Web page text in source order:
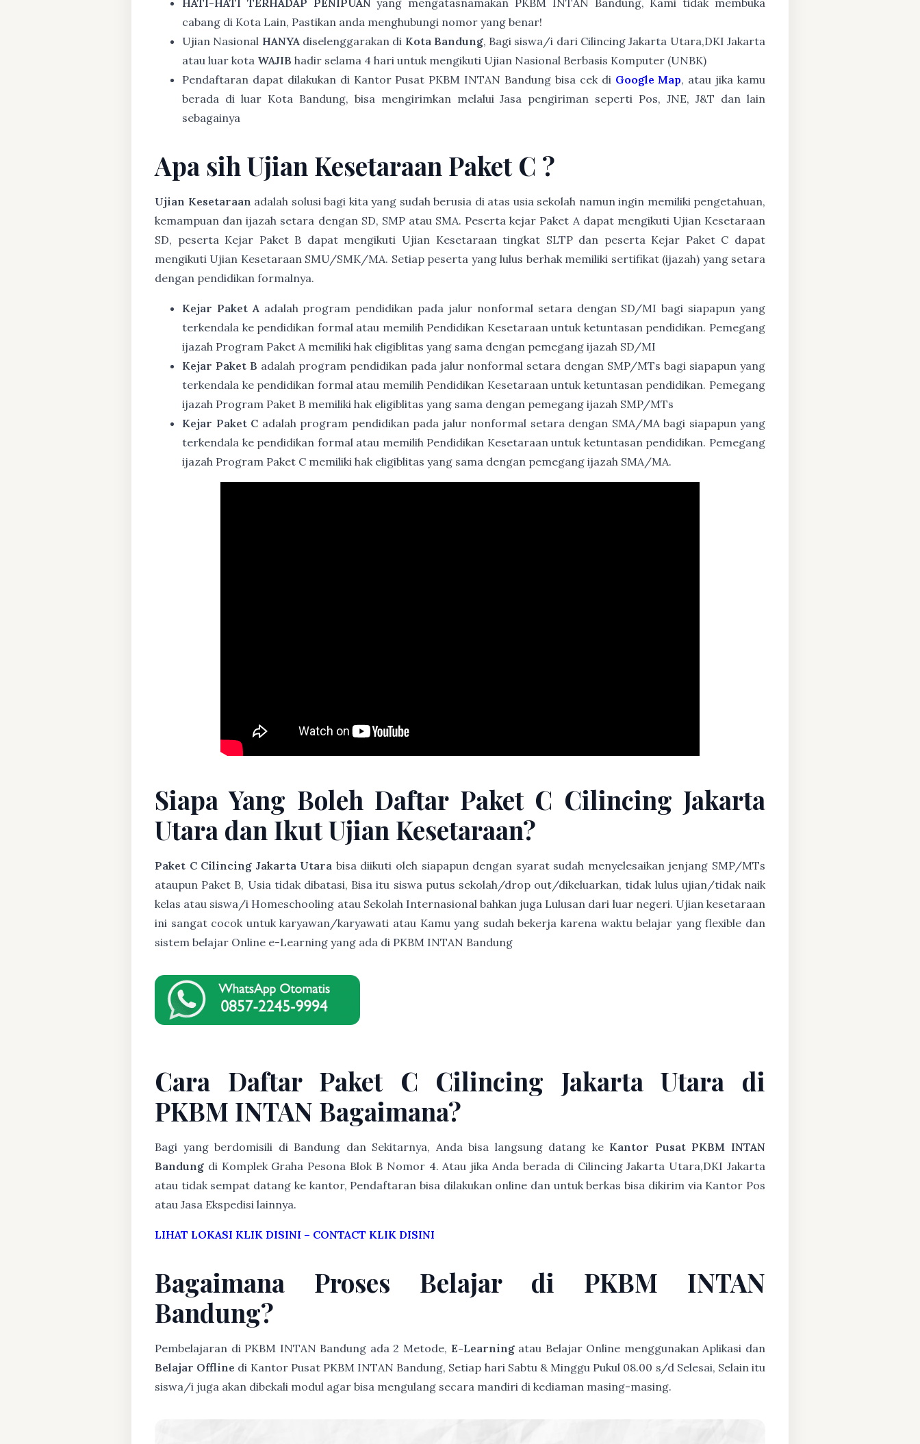
cabang di Kota Lain, Pastikan anda menghubungi nomor yang benar!
Ujian Nasional HANYA diselenggarakan di Kota Bandung, Bagi siswa/i dari Cilincing Jakarta Utara,DKI Jakarta
atau luar kota WAJIB hadir selama 4 hari untuk mengikuti Ujian Nasional Berbasis Komputer (UNBK)
Pendaftaran dapat dilakukan di Kantor Pusat PKBM INTAN Bandung bisa cek di Google Map, atau jika kamu
berada di luar Kota Bandung, bisa mengirimkan melalui Jasa pengiriman seperti Pos, JNE, J&T dan lain
sebagainya
Apa sih Ujian Kesetaraan Paket C ?
Ujian Kesetaraan adalah solusi bagi kita yang sudah berusia di atas usia sekolah namun ingin memiliki pengetahuan,
kemampuan dan ijazah setara dengan SD, SMP atau SMA. Peserta kejar Paket A dapat mengikuti Ujian Kesetaraan
SD, peserta Kejar Paket B dapat mengikuti Ujian Kesetaraan tingkat SLTP dan peserta Kejar Paket C dapat
mengikuti Ujian Kesetaraan SMU/SMK/MA. Setiap peserta yang lulus berhak memiliki sertifikat (ijazah) yang setara
dengan pendidikan formalnya.
Kejar Paket A adalah program pendidikan pada jalur nonformal setara dengan SD/MI bagi siapapun yang
terkendala ke pendidikan formal atau memilih Pendidikan Kesetaraan untuk ketuntasan pendidikan. Pemegang
ijazah Program Paket A memiliki hak eligiblitas yang sama dengan pemegang ijazah SD/MI
Kejar Paket B adalah program pendidikan pada jalur nonformal setara dengan SMP/MTs bagi siapapun yang
terkendala ke pendidikan formal atau memilih Pendidikan Kesetaraan untuk ketuntasan pendidikan. Pemegang
ijazah Program Paket B memiliki hak eligiblitas yang sama dengan pemegang ijazah SMP/MTs
Kejar Paket C adalah program pendidikan pada jalur nonformal setara dengan SMA/MA bagi siapapun yang
terkendala ke pendidikan formal atau memilih Pendidikan Kesetaraan untuk ketuntasan pendidikan. Pemegang
ijazah Program Paket C memiliki hak eligiblitas yang sama dengan pemegang ijazah SMA/MA.
Siapa Yang Boleh Daftar Paket C Cilincing Jakarta
Utara dan Ikut Ujian Kesetaraan?
Paket C Cilincing Jakarta Utara bisa diikuti oleh siapapun dengan syarat sudah menyelesaikan jenjang SMP/MTs
ataupun Paket B, Usia tidak dibatasi, Bisa itu siswa putus sekolah/drop out/dikeluarkan, tidak lulus ujian/tidak naik
kelas atau siswa/i Homeschooling atau Sekolah Internasional bahkan juga Lulusan dari luar negeri. Ujian kesetaraan
ini sangat cocok untuk karyawan/karyawati atau Kamu yang sudah bekerja karena waktu belajar yang flexible dan
sistem belajar Online e-Learning yang ada di PKBM INTAN Bandung
Cara Daftar Paket C Cilincing Jakarta Utara di
PKBM INTAN Bagaimana?
Bagi yang berdomisili di Bandung dan Sekitarnya, Anda bisa langsung datang ke Kantor Pusat PKBM INTAN
Bandung di Komplek Graha Pesona Blok B Nomor 4. Atau jika Anda berada di Cilincing Jakarta Utara,DKI Jakarta
atau tidak sempat datang ke kantor, Pendaftaran bisa dilakukan online dan untuk berkas bisa dikirim via Kantor Pos
atau Jasa Ekspedisi lainnya.
LIHAT LOKASI KLIK DISINI – CONTACT KLIK DISINI
Bagaimana Proses Belajar di PKBM INTAN
Bandung?
Pembelajaran di PKBM INTAN Bandung ada 2 Metode, E-Learningatau Belajar Online menggunakan Aplikasi dan
Belajar Offline di Kantor Pusat PKBM INTAN Bandung, Setiap hari Sabtu & Minggu Pukul 08.00 s/d Selesai, Selain itu
siswa/i juga akan dibekali modul agar bisa mengulang secara mandiri di kediaman masing-masing.